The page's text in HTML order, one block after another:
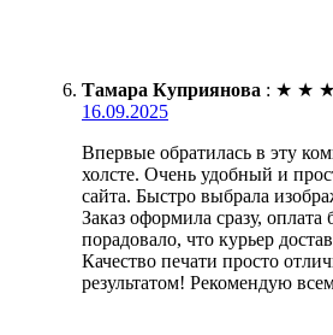
Тамара Куприянова : ★ ★ ★
16.09.2025
Впервые обратилась в эту
холсте. Очень удобный и
сайта. Быстро выбрала
Заказ оформила сразу,
порадовало, что курьер
Качество печати просто
результатом! Рекомендую